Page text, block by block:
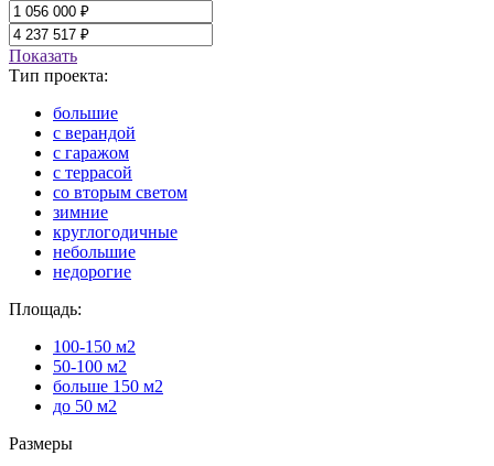
Показать
Тип проекта:
большие
с верандой
с гаражом
с террасой
со вторым светом
зимние
круглогодичные
небольшие
недорогие
Площадь:
100-150 м2
50-100 м2
больше 150 м2
до 50 м2
Размеры